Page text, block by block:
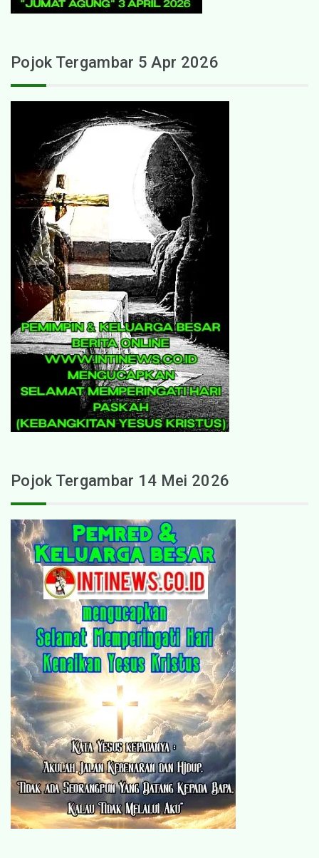
Pojok Tergambar 5 Apr 2026
Pojok Tergambar 14 Mei 2026